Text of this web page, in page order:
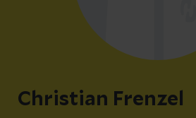
Christian Frenzel